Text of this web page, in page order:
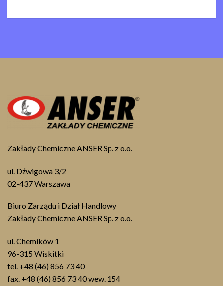
Zakłady Chemiczne ANSER Sp. z o.o.
ul. Dźwigowa 3/2
02-437 Warszawa
Biuro Zarządu i Dział Handlowy
Zakłady Chemiczne ANSER Sp. z o.o.
ul. Chemików 1
96-315 Wiskitki
tel. +48 (46) 856 73 40
fax. +48 (46) 856 73 40 wew. 154